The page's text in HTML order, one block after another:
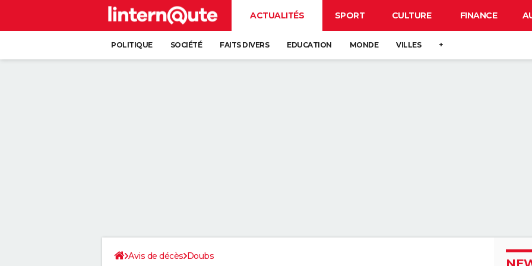
ACTUALITÉS SPORT CULTURE FINANCE
POLITIQUE SOCIÉTÉ FAITS DIVERS EDUCATION MONDE VILLES +
Avis de décès Doubs